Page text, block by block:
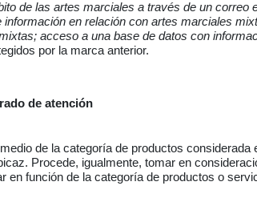
de las artes marciales a través de un
información en relación con artes marciales
acceso a una base de datos con
por la marca anterior.
de atención
de la categoría de productos
Procede, igualmente, tomar en
en función de la categoría de productos o